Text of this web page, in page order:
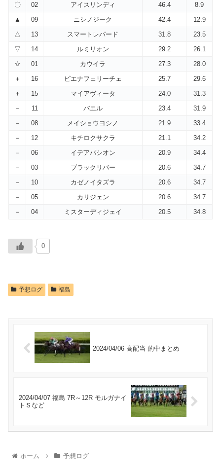
〇
02 アイスリンディ 46.4
8.9
▲
09 ニシノジーク 42.4
12.9
△
13 スマートレパード 31.8
23.5
▽
14 ルミリオン 29.2
26.1
☆
01 カウイラ 27.3
28.0
＋
16 ピエナフェリーチェ 25.7
29.6
＋
15 マイアヴィータ 24.0
31.3
－
11 バエル 23.4
31.9
－
08 メイショウヨシノ 21.9
33.4
－
12 キチロクサクラ 21.1
34.2
－
06 イデアパシオン 20.9
34.4
－
03 ブラックリバー 20.6
34.7
－
10 カゼノイタズラ 20.6
34.7
－
05 カリジェン 20.6
34.7
－
04 ミスターディジェイ 20.5 34.8
0
予想ログ 福島
2024/04/06 高配当 的中まとめ
2024/04/07 福島 7R～12R モルガナイ
トＳなど
ホーム 予想ログ